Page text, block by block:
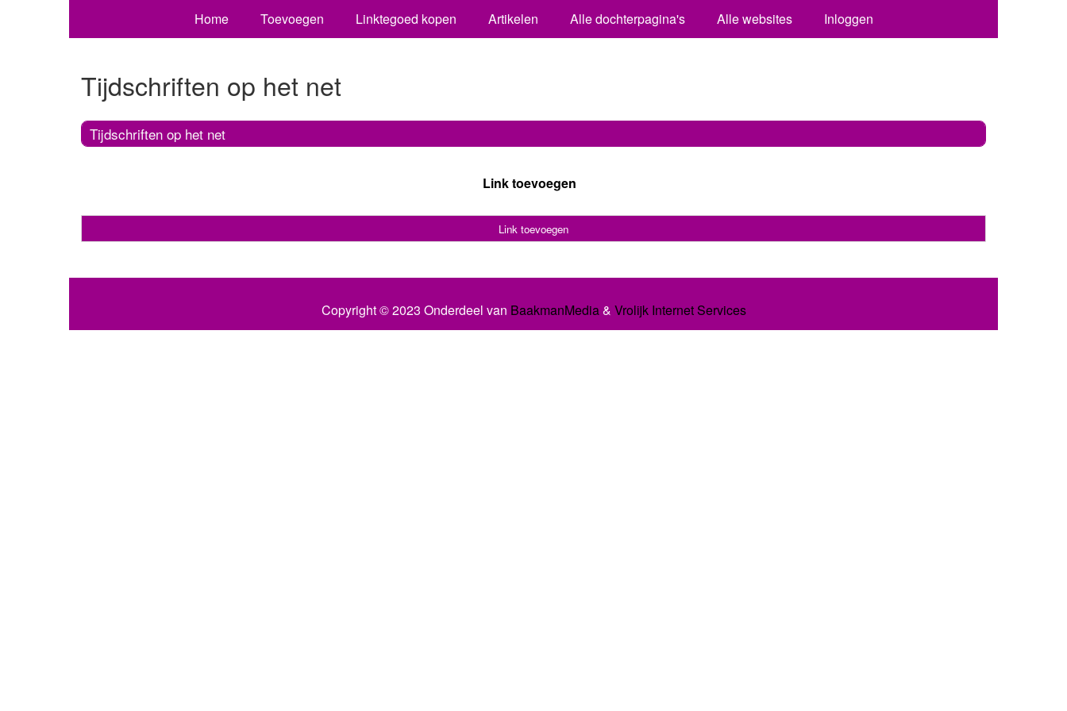
Home Toevoegen Linktegoed kopen Artikelen Alle dochterpagina's Alle websites Inloggen
Tijdschriften op het net
Tijdschriften op het net
Link toevoegen
Link toevoegen
Copyright © 2023 Onderdeel van BaakmanMedia& Vrolijk Internet Services